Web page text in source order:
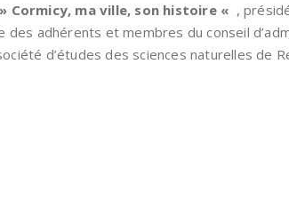
» Cormicy, ma ville, son histoire « ,
adhérents et membres du conseil
d’études des sciences naturelles de